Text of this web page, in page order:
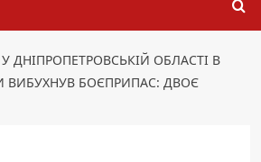
У ДНІПРОПЕТРОВСЬКІЙ ОБЛАСТІ В
ВИБУХНУВ БОЄПРИПАС: ДВОЄ